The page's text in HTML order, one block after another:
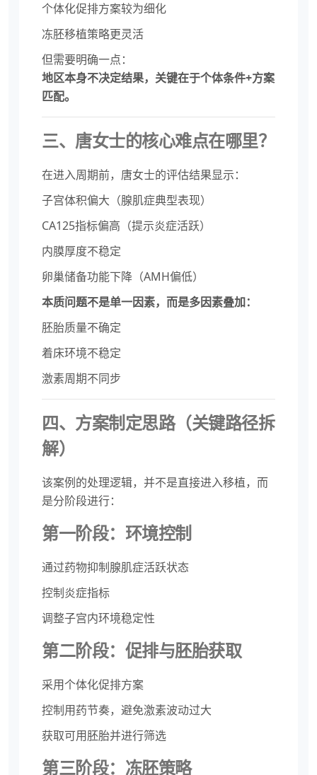
个体化促排方案较为细化
冻胚移植策略更灵活
但需要明确一点：
地区本身不决定结果，关键在于个体条件+方案
匹配。
三、唐女士的核心难点在哪里？
在进入周期前，唐女士的评估结果显示：
子宫体积偏大（腺肌症典型表现）
CA125指标偏高（提示炎症活跃）
内膜厚度不稳定
卵巢储备功能下降（AMH偏低）
本质问题不是单一因素，而是多因素叠加：
胚胎质量不确定
着床环境不稳定
激素周期不同步
四、方案制定思路（关键路径拆
解）
该案例的处理逻辑，并不是直接进入移植，而
是分阶段进行：
第一阶段：环境控制
通过药物抑制腺肌症活跃状态
控制炎症指标
调整子宫内环境稳定性
第二阶段：促排与胚胎获取
采用个体化促排方案
控制用药节奏，避免激素波动过大
获取可用胚胎并进行筛选
第三阶段：冻胚策略